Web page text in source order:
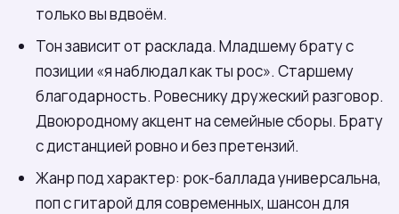
только вы вдвоём.
Тон зависит от расклада. Младшему брату с
позиции «я наблюдал как ты рос». Старшему
благодарность. Ровеснику дружеский разговор.
Двоюродному акцент на семейные сборы. Брату
с дистанцией ровно и без претензий.
Жанр под характер: рок-баллада универсальна,
поп с гитарой для современных, шансон для